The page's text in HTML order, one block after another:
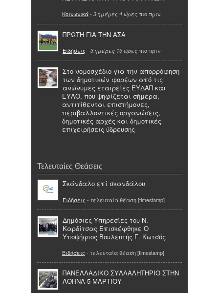
Κοινωνικά- 3 ημέρες 4 ώρες πιο πριν
ΠΡΩΤΗ ΓΙΑ ΤΗΝ ΑΣΑ
Ειδήσεις - 3 ημέρες 15 ώρες πιο πριν
Στο νομοσχέδιο για την απορρόφηση
των δημοτικών φορέων από τις
ανώνυμες εταιρείες ΕΥΔΑΠ και
ΕΥΑΘ, που ψηφίζεται σήμερα,
αντιτίθενται επιστήμονες,
περιβαλλοντικές οργανώσεις,
δημοτικές αρχές και δημοτικές
επιχειρήσεις ύδρευσης
Τελευταίες Θεάσεις
Σκάνδαλο επί σκανδάλου
Ειδήσεις - τελευταία θέαση [timestamp]
Δημόσιες Υπηρεσίες του Ν.
Καρδίτσας Επισκέφθηκε Ο
Υποψήφιος Βουλευτής Γ. Κωτσός
Ειδήσεις - τελευταία θέαση [timestamp]
ΠΑΝΕΛΛΑΔΙΚΟ ΣΥΛΛΑΛΗΤΗΡΙΟ ΣΤΗΝ
ΑΘΗΝΑ 5 ΜΑΡΤΙΟΥ